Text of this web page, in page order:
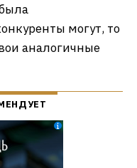
могут, то
аналогичные